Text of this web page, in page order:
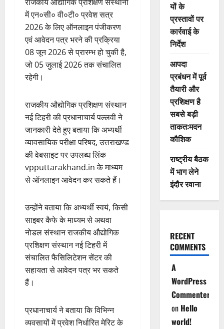
में एन०सी० वी०टी० प्रवेश सत्र
2026 के लिए ऑनलाइन पंजीकरण
एवं आवेदन पत्र भरने की प्रक्रिया
08 जून 2026 से प्रारम्भ हो चुकी है,
जो 05 जुलाई 2026 तक संचालित
रहेगी।
राजकीय औद्योगिक प्रशिक्षण संस्थान
नई टिहरी की प्रधानाचार्य पल्लवी ने
जानकारी देते हुए बताया कि अभ्यर्थी
व्यावसायिक परीक्षा परिषद, उत्तराखण्ड
की वेबसाइट पर उपलब्ध लिंक
vpputtarakhand.in के माध्यम
से ऑनलाइन आवेदन कर सकते हैं।
उन्होंने बताया कि अभ्यर्थी स्वयं, किसी
साइबर कैफे के माध्यम से अथवा
नोडल संस्थान राजकीय औद्योगिक
प्रशिक्षण संस्थान नई टिहरी में
संचालित फैसिलिटेशन सेंटर की
सहायता से आवेदन पत्र भर सकते
हैं।
प्रधानाचार्य ने बताया कि विभिन्न
व्यवसायों में प्रवेश निर्धारित मेरिट के
यों के
प्रस्तावों पर
कार्रवाई के
निर्देश
आपदा
प्रबंधन में पूर्व
तैयारी और
प्रशिक्षण है
सबसे बड़ी
ताकत:मदन
कौशिक
राष्ट्रीय बैठक
में भाग लेने
इंदौर रवाना
RECENT
COMMENTS
A
WordPress
Commenter
on Hello
world!